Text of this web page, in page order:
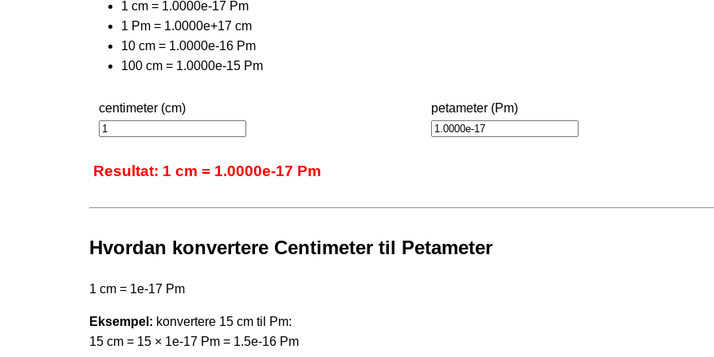
1 cm = 1.0000e-17 Pm
1 Pm = 1.0000e+17 cm
10 cm = 1.0000e-16 Pm
100 cm = 1.0000e-15 Pm
centimeter (cm) petameter (Pm)
Resultat: 1 cm = 1.0000e-17 Pm
Hvordan konvertere Centimeter til Petameter
1 cm = 1e-17 Pm
Eksempel: konvertere 15 cm til Pm:
15 cm = 15 × 1e-17 Pm = 1.5e-16 Pm